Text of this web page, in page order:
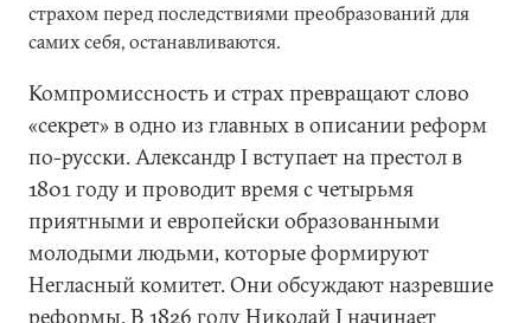
страхом перед последствиями преобразований для
самих себя, останавливаются.
Компромиссность и страх превращают слово
«секрет» в одно из главных в описании реформ
по-русски. Александр I вступает на престол в
1801 году и проводит время с четырьмя
приятными и европейски образованными
молодыми людьми, которые формируют
Негласный комитет. Они обсуждают назревшие
реформы. В 1826 году Николай I начинает